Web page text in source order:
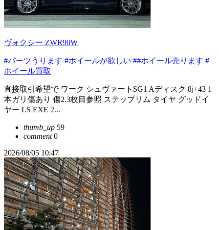
ヴォクシー ZWR90W
#パーツうります #ホイールが欲しい ##ホイール売ります #
ホイール買取
直接取引希望で ワーク シュヴァートSG1 Aディスク 8j+43 1
本ガリ傷あり 傷2.3枚目参照 ステップリム タイヤ グッドイ
ヤー LS EXE 2...
thumb_up 59
comment0
2026/08/05 10:47